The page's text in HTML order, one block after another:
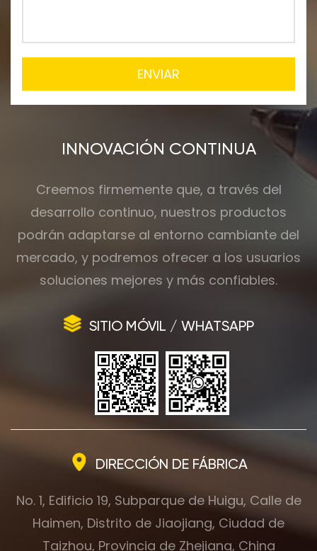
INNOVACIÓN CONTINUA
Creemos firmemente que, a través del
desarrollo continuo, nuestros productos
podrán adaptarse al entorno cambiante del
mercado, y podremos ofrecer a los usuarios
soluciones mejores y más confiables.
SITIO MÓVIL / WHATSAPP
DIRECCIÓN DE FÁBRICA
No. 1, Edificio 19, Subparque de Huigu, Calle de
Haimen, Distrito de Jiaojiang, Ciudad de
Taizhou, Provincia de Zhejiang, China
ENVIAR